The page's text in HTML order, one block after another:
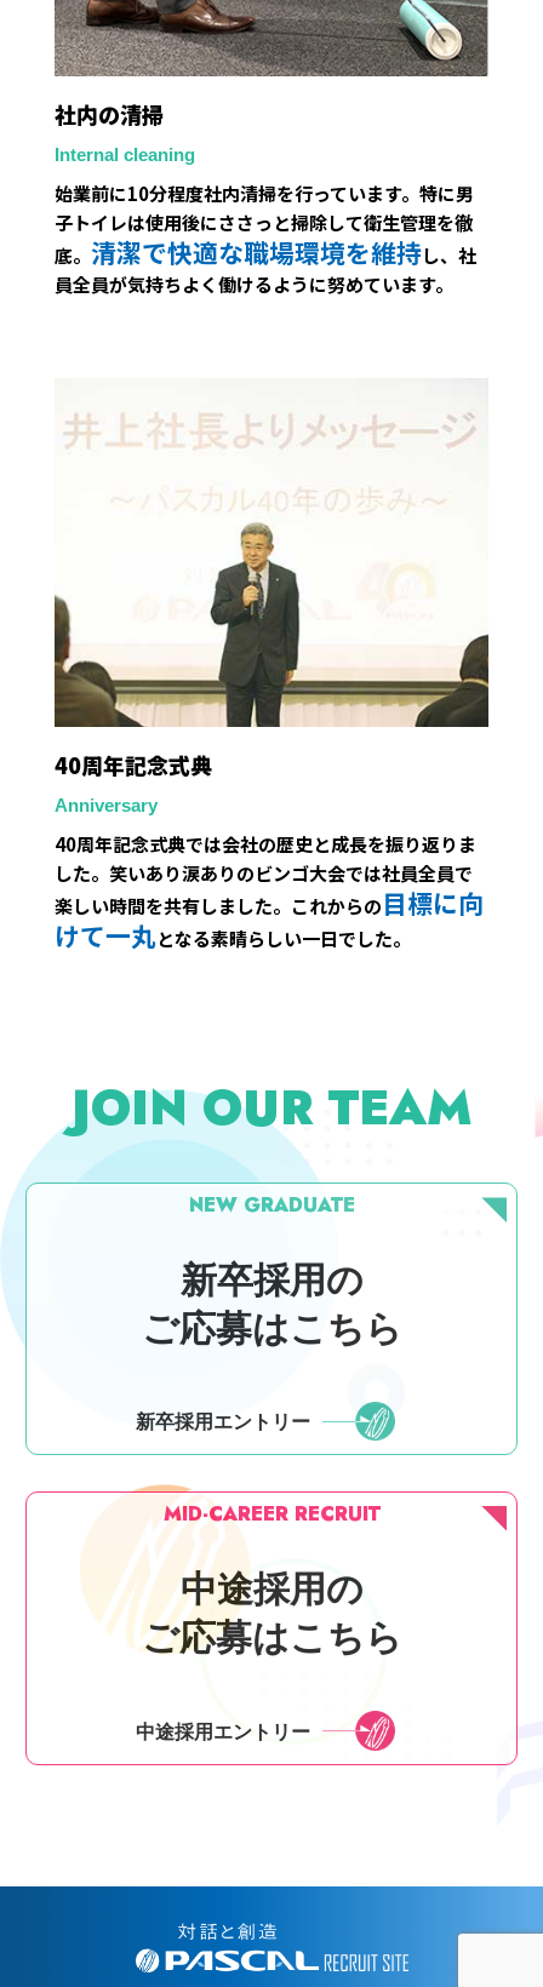
社内の清掃
Internal cleaning
始業前に10分程度社内清掃を行っています。特に男
子トイレは使用後にささっと掃除して衛生管理を徹
底。 清潔で快適な職場環境を維持し、社
員全員が気持ちよく働けるように努めています。
40周年記念式典
Anniversary
40周年記念式典では会社の歴史と成長を振り返りま
した。笑いあり涙ありのビンゴ大会では社員全員で
楽しい時間を共有しました。これからの目標に向
けて一丸となる素晴らしい一日でした。
JOIN OUR TEAM
NEW GRADUATE
新卒採用の
ご応募はこちら
新卒採用エントリー
MID-CAREER RECRUIT
中途採用の
ご応募はこちら
中途採用エントリー